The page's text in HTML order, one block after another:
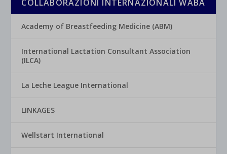
COLLABORAZIONI INTERNAZIONALI WABA
Academy of Breastfeeding Medicine (ABM)
International Lactation Consultant Association
(ILCA)
La Leche League International
LINKAGES
Wellstart International